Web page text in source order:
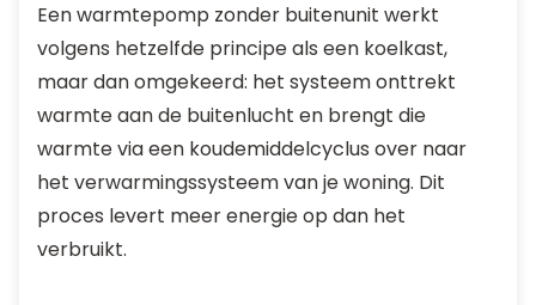
Een warmtepomp zonder buitenunit werkt
volgens hetzelfde principe als een koelkast,
maar dan omgekeerd: het systeem onttrekt
warmte aan de buitenlucht en brengt die
warmte via een koudemiddelcyclus over naar
het verwarmingssysteem van je woning. Dit
proces levert meer energie op dan het
verbruikt.